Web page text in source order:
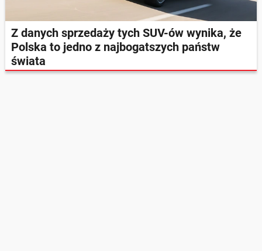
Z danych sprzedaży tych SUV-ów wynika, że
Polska to jedno z najbogatszych państw
świata